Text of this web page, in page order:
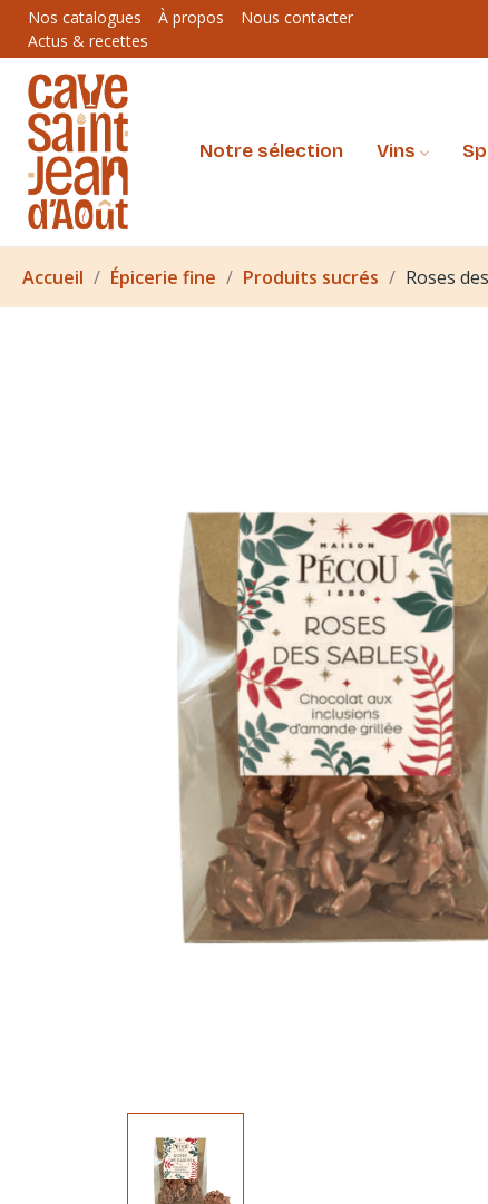
Nos catalogues À propos
Nous contacter
Actus & recettes
Notre sélection Vins
Accueil Épicerie fine Produits sucrés Roses